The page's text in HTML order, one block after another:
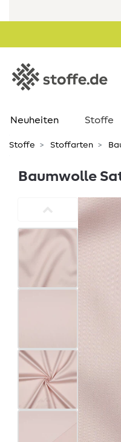
Neuheiten Stoffe
Stoffe Stoffarten
Baumwolle